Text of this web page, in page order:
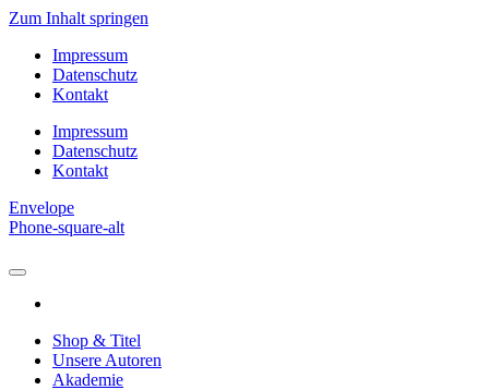
Zum Inhalt springen
Impressum
Datenschutz
Kontakt
Impressum
Datenschutz
Kontakt
Envelope
Phone-square-alt
Shop & Titel
Unsere Autoren
Akademie